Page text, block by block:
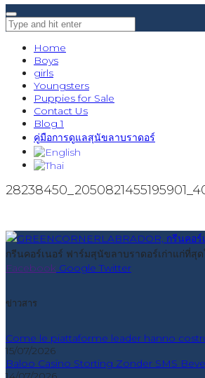
Home
Boys
girls
Youngsters
Puppies for Sale
Contact Us
Blog 1
คู่มือการดูแลสุนัขลาบราดอร์
กรีนคอร์เนอร์ ฟาร์มสุนัขลาบราดอร์เก่าแก่ที่สุ
Facebook Google Twitter
ข่าวสาร
Come le piattaforme leader hanno
15/07/2026
Baloo Casino Storting Zonder SMS